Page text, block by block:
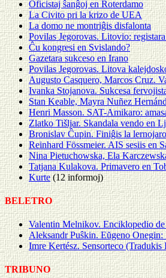
Oficistaj ŝanĝoj en Roterdamo
La Civito pri la krizo de UEA
La domo ne montriĝis disfalonta
Povilas Jegorovas. Litovio:
Ĉu kongresi en Svislando?
Gazetara sukceso en Irano
Povilas Jegorovas. Litova
Augusto Casquero, Marcos Cruz.
Ivanka Stojanova. Sukcesa
Stan Keable, Mayra Nuñez
Henri Masson. SAT-Amikaro:
Zlatko Tišljar. Skandala vendo en
Bronislav Ĉupin. Finiĝis la lernojaro
Reinhard Fössmeier. AIS sesiis en
Nina Pietuchowska, Ela
Tatjana Kulakova. Primavero en
Kurte (12 informoj)
BELETRO
Valentin Melnikov. Enciklopedio
Aleksandr Puŝkin. Eŭgeno
Imre Kertész. Sensorteco (Tradukis
TRIBUNO